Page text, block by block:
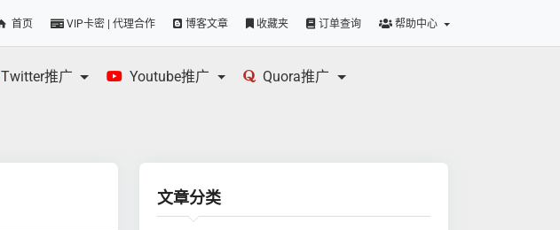
首页 VIP卡密 | 代理合作 博客文章 收藏夹 订单查询 帮助中心
Twitter推广 Youtube推广 Quora推广
文章分类